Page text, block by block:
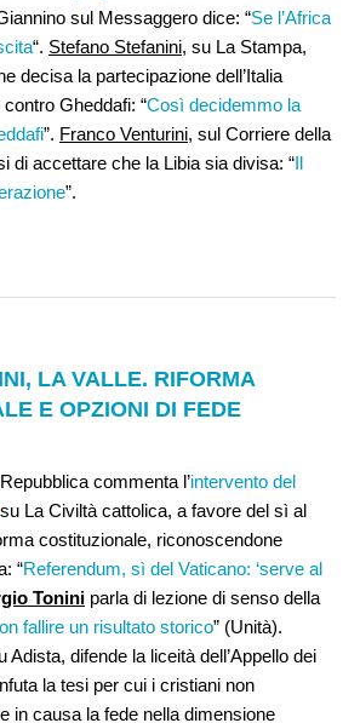
sul Messaggero dice: “Se l’Africa
“. Stefano Stefanini, su La Stampa,
decisa la partecipazione dell’Italia
Gheddafi: “Così decidemmo la
”. Franco Venturini, sul Corriere della
di accettare che la Libia sia divisa: “Il
”.
LA VALLE. RIFORMA
E OPZIONI DI FEDE
commenta l’intervento del
su La Civiltà cattolica, a favore del sì al
costituzionale, riconoscendone
“Referendum, sì del Vaticano: ‘serve al
Tonini parla di lezione di senso della
fallire un risultato storico” (Unità).
Adista, difende la liceità dell’Appello dei
la tesi per cui i cristiani non
in causa la fede nella dimensione